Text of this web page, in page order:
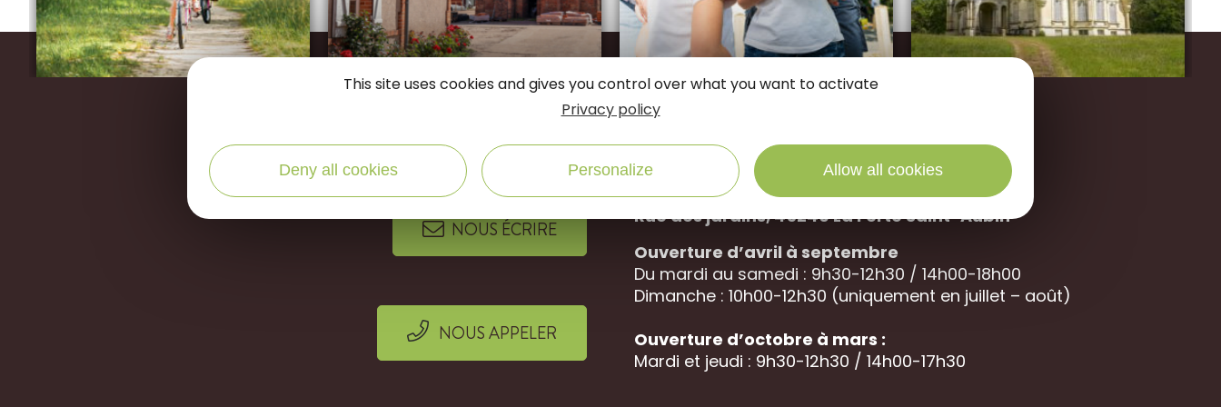
Restonsconnectés
NOUS ÉCRIRE
NOUS APPELER
Office de Tourisme des Portes de Sologne
Rue des jardins, 45240 LaFerté Saint-Aubin
Ouverture d’avril à septembre
Du mardi au samedi : 9h30-12h30 / 14h00-18h00
Dimanche : 10h00-12h30 (uniquement en juillet – août)
Ouverture d’octobre à mars :
Mardi et jeudi : 9h30-12h30 / 14h00-17h30
This site uses cookies and gives you control over what you want to activate
Privacy policy
Allow all cookies
Personalize
Deny all cookies